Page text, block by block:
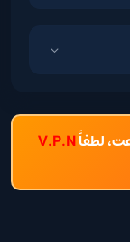
لطفاًV.P.N